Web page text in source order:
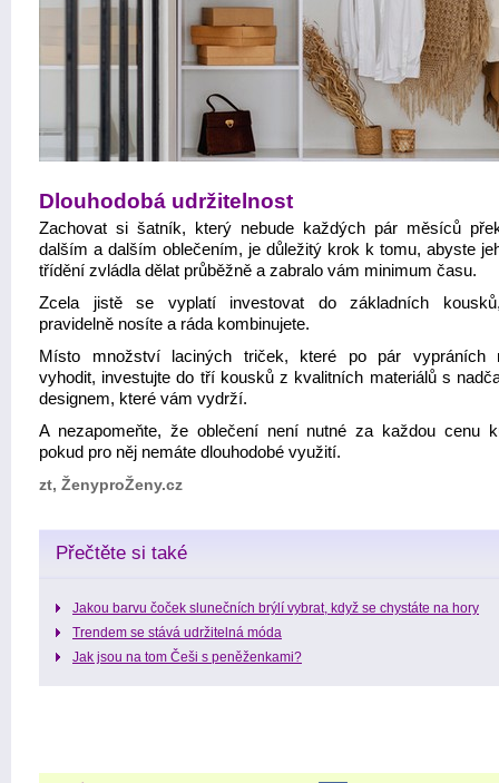
Dlouhodobá udržitelnost
Zachovat si šatník, který nebude každých pár měsíců
dalším a dalším oblečením, je důležitý krok k tomu, abyste
třídění zvládla dělat průběžně a zabralo vám minimum času.
Zcela jistě se vyplatí investovat do základních
pravidelně nosíte a ráda kombinujete.
Místo množství laciných triček, které po pár vypráních
vyhodit, investujte do tří kousků z kvalitních materiálů s
designem, které vám vydrží.
A nezapomeňte, že oblečení není nutné za každou cenu
pokud pro něj nemáte dlouhodobé využití.
zt, ŽenyproŽeny.cz
Přečtěte si také
Jakou barvu čoček slunečních brýlí vybrat, když se chystáte na hory
Trendem se stává udržitelná móda
Jak jsou na tom Češi s peněženkami?